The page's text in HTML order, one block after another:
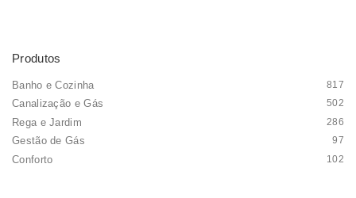
Produtos
Banho e Cozinha 817
Canalização e Gás 502
Rega e Jardim 286
Gestão de Gás 97
Conforto 102